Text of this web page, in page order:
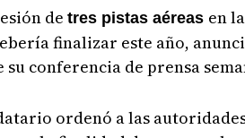
de tres pistas aéreas en
finalizar este año,
su conferencia de prensa
ordenó a las